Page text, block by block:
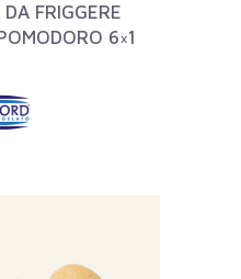
FRIGGERE
6×1